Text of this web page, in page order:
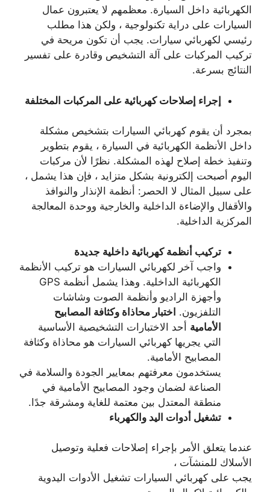
الكهربائية داخل السيارة. معظمهم لا يعتبرون عمال
السيارات على دراية تكنولوجية ، ولكن هذا مطلب
رئيسي لكهربائي سيارات. يجب أن تكون مريحة في
تركيب المركبات على آلة التشخيص وقادرة على تفسير
النتائج بسرعة.
إجراء إصلاحات كهربائية على المركبات المختلفة
بمجرد أن يقوم كهربائي السيارات بتشخيص مشكلة
داخل الأنظمة الكهربائية في السيارة ، يقوم بتطوير
وتنفيذ خطة إصلاح لهذه المشكلة. نظرًا لأن مركبات
اليوم أصبحت إلكترونية بشكل متزايد ، فإن هذا يشمل ،
على سبيل المثال لا الحصر: أنظمة الإنذار والنوافذ
والأقفال والإضاءة الداخلية والخارجية ووحدة المعالجة
المركزية الداخلية.
تركيب أنظمة كهربائية داخلية جديدة
واجب آخر لكهربائي السيارات هو تركيب الأنظمة
الكهربائية الداخلية. وهذا يشمل أنظمة GPS
وأجهزة الراديو وأنظمة الصوت وشاشات
التلفزيون. اختبار محاذاة وكثافة المصابيح
الأمامية أحد الاختبارات التشخيصية الأساسية
التي يجريها كهربائي السيارات هو محاذاة وكثافة
المصابيح الأمامية.
يستخدمون معرفتهم بمعايير الجودة والسلامة في
الصناعة لضمان وجود المصابيح الأمامية في
منطقة المعتدل بين معتمة للغاية ومشرقة جدًا.
تشغيل أدوات اليد والكهرباء
عندما يتعلق الأمر بإجراء إصلاحات فعلية وتوصيل
الأسلاك للمنشآت ،
يجب على كهربائي السيارات تشغيل الأدوات اليدوية